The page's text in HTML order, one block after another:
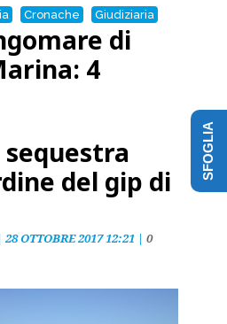
Cronache Giudiziaria
di
4
sequestra
del gip di
28 OTTOBRE 2017 12:21 | 0
SFOGLIA